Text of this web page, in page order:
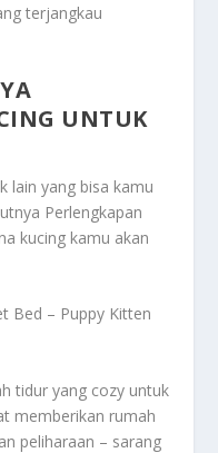
terjangkau
UNTUK
lain yang bisa kamu
Perlengkapan
kucing kamu akan
Bed – Puppy Kitten
tidur yang cozy untuk
memberikan rumah
peliharaan – sarang